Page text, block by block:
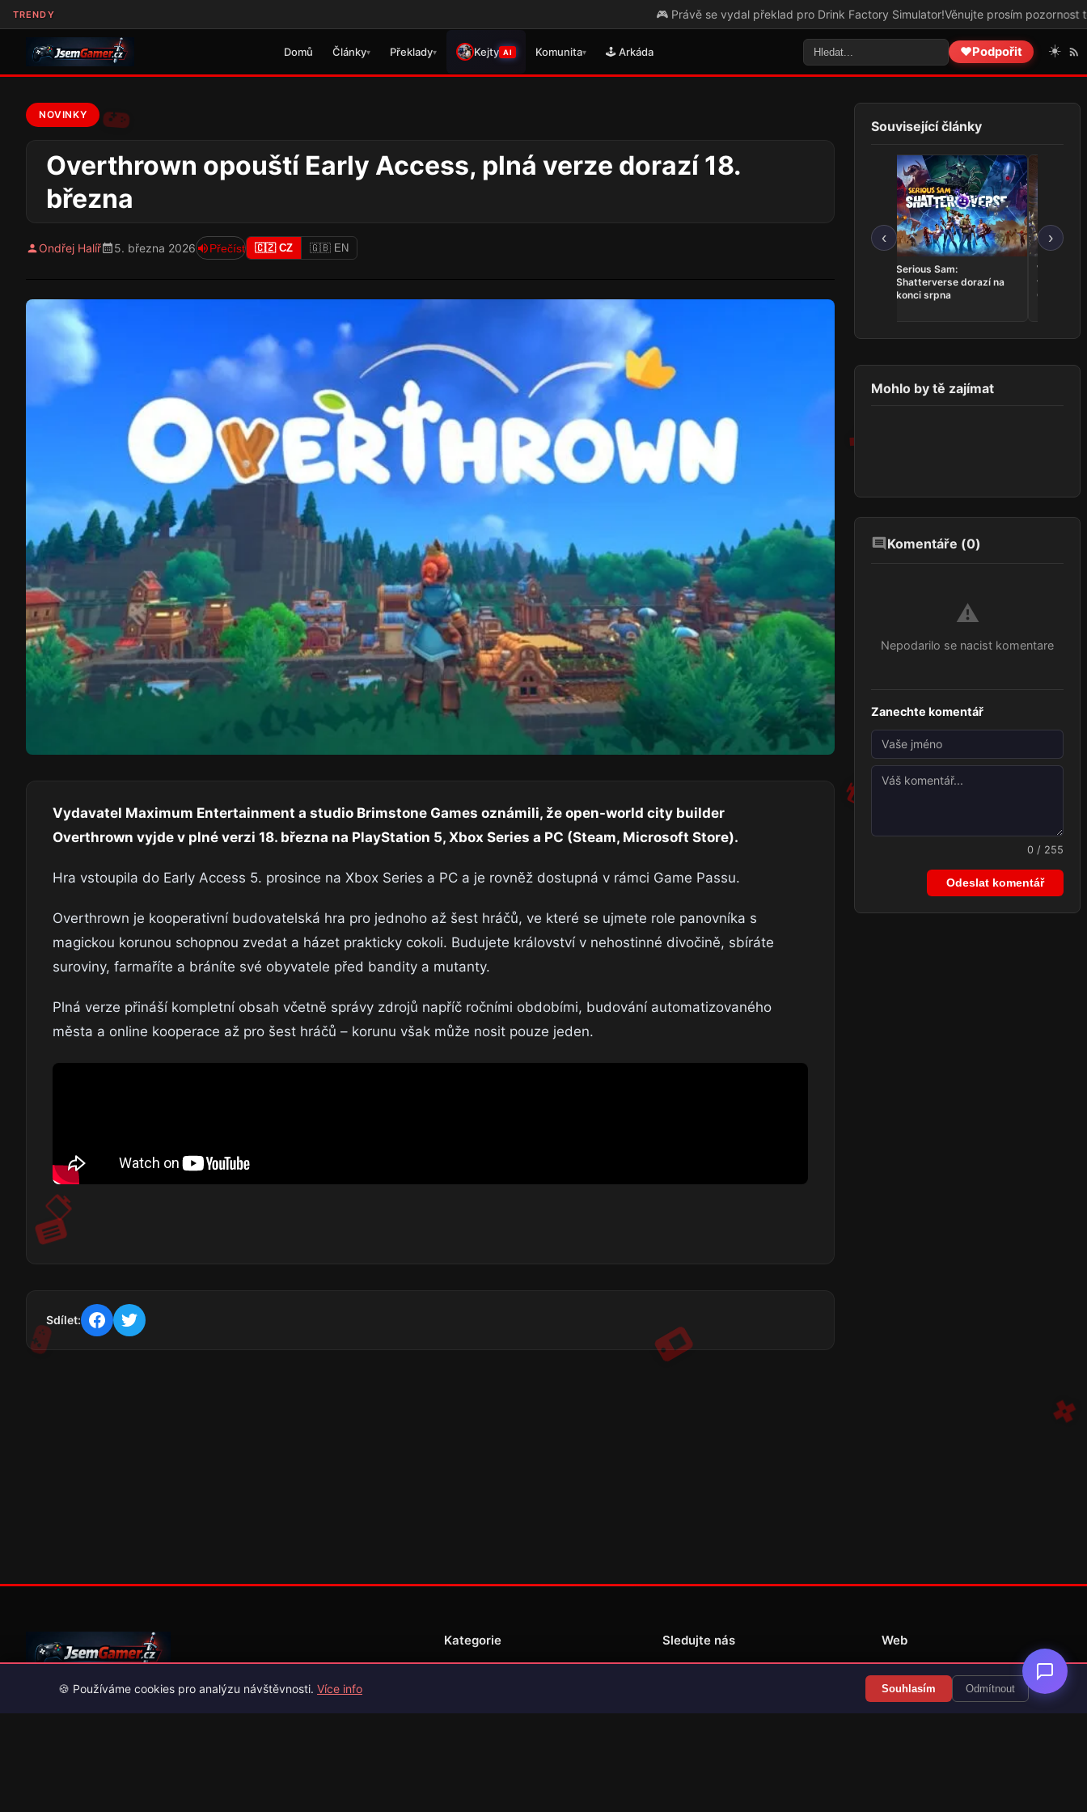
TRENDY 🎮 Právě se vydal překlad pro Drink Factory Simulator! Věnujte prosím pozornost tomuto
Domů Články▾ Překlady▾ Kejty AI Komunita▾ 🕹️ Arkáda ❤️Podpořit ☀️
NOVINKY
Overthrown opouští Early Access, plná verze dorazí 18.
března
Ondřej Halíř 5. března 2026 Přečíst 🇨🇿 CZ 🇬🇧 EN
Vydavatel Maximum Entertainment a studio Brimstone Games oznámili, že open-world city builder
Overthrown vyjde v plné verzi 18. března na PlayStation 5, Xbox Series a PC (Steam, Microsoft Store).
Hra vstoupila do Early Access 5. prosince na Xbox Series a PC a je rovněž dostupná v rámci Game Passu.
Overthrown je kooperativní budovatelská hra pro jednoho až šest hráčů, ve které se ujmete role panovníka s
magickou korunou schopnou zvedat a házet prakticky cokoli. Budujete království v nehostinné divočině, sbíráte
suroviny, farmaříte a bráníte své obyvatele před bandity a mutanty.
Plná verze přináší kompletní obsah včetně správy zdrojů napříč ročními obdobími, budování automatizovaného
města a online kooperace až pro šest hráčů – korunu však může nosit pouze jeden.
Sdílet:
Související články
‹
Serious Sam:
Shatterverse dorazí na
konci srpna
vrací do
Online v
›
Mohlo by tě zajímat
Komentáře (0)
⚠️
Nepodarilo se nacist komentare
Zanechte komentář
0 / 255
Odeslat komentář
Váš průvodce světem videoher. Novinky, recenze a česko-slovenské
překlady her.
Kategorie Sledujte nás Web
Překlady her
🍪 Používáme cookies pro analýzu návštěvnosti. Více info Souhlasím Odmítnout